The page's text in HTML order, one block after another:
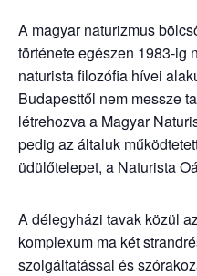
A magyar naturizmus
története egészen 1983-ig
naturista filozófia hívei
Budapesttől nem messze
létrehozva a Magyar
pedig az általuk
üdülőtelepet, a Naturista
A délegyházi tavak közül
komplexum ma két
szolgáltatással és